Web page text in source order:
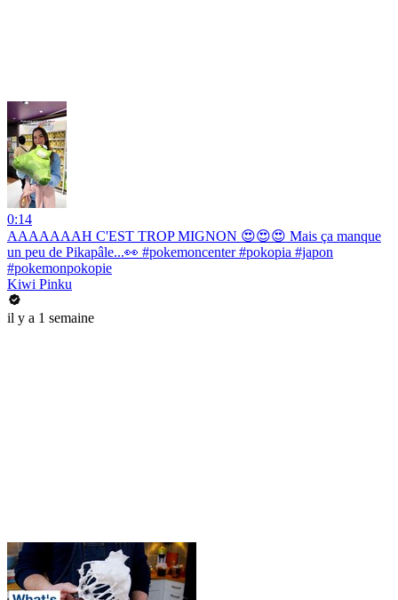
0:14
AAAAAAAH C'EST TROP MIGNON 😍😍😍 Mais ça manque
un peu de Pikapâle...👀 #pokemoncenter #pokopia #japon
#pokemonpokopie
Kiwi Pinku
il y a 1 semaine